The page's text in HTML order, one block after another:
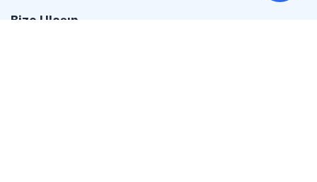
Bize Ulaşın